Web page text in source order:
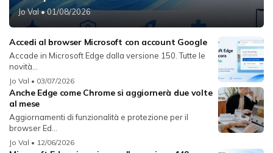
Jo Val• 01/08/2026
Accedi al browser Microsoft con account Google
Accade in Microsoft Edge dalla versione 150. Tutte le
novità...
Jo Val • 03/07/2026
Anche Edge come Chrome si aggiornerà due volte
al mese
Aggiornamenti di funzionalità e protezione per il
browser Ed...
Jo Val • 12/06/2026